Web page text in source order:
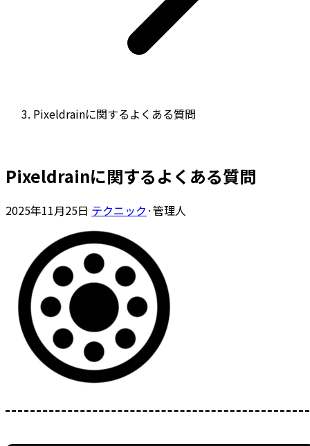
Pixeldrainに関するよくある質問
Pixeldrainに関するよくある質問
2025年11月25日 テクニック ·管理人